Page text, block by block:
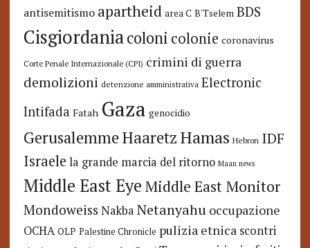
antisemitismo apartheid area C B'Tselem BDS
Cisgiordaniacoloni colonie coronavirus
Corte Penale Internazionale (CPI) crimini di guerra
demolizioni detenzione amministrativa Electronic
Intifada Fatah Gaza genocidio
GerusalemmeHaaretzHamas Hebron IDF
Israele la grande marcia del ritorno Maan news
Middle East Eye Middle East Monitor
Mondoweiss Nakba Netanyahu occupazione
OCHA OLP Palestine Chronicle pulizia etnica scontri